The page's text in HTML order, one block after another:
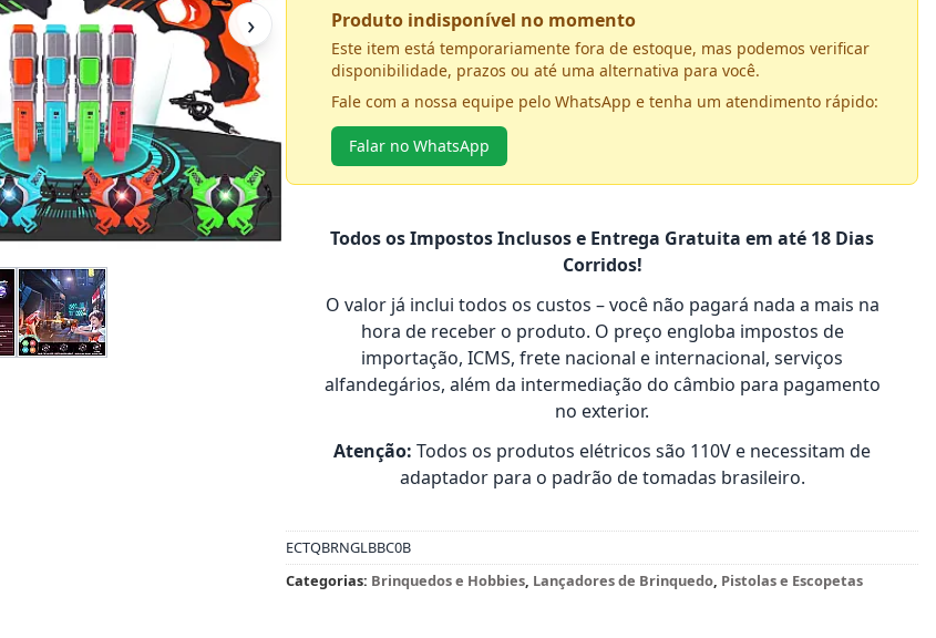
› Produto indisponível no momento
Este item está temporariamente fora de estoque, mas podemos verificar
disponibilidade, prazos ou até uma alternativa para você.
Fale com a nossa equipe pelo WhatsApp e tenha um atendimento rápido:
Falar no WhatsApp
Todos os Impostos Inclusos e Entrega Gratuita em até 18 Dias
Corridos!
O valor já inclui todos os custos – você não pagará nada a mais na
hora de receber o produto. O preço engloba impostos de
importação, ICMS, frete nacional e internacional, serviços
alfandegários, além da intermediação do câmbio para pagamento
no exterior.
Atenção: Todos os produtos elétricos são 110V e necessitam de
adaptador para o padrão de tomadas brasileiro.
ECTQBRNGLBBC0B
Categorias: Brinquedos e Hobbies, Lançadores de Brinquedo, Pistolas e Escopetas